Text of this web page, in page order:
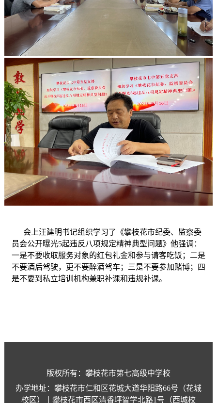
会上汪建明书记组织学习了 《攀枝花市纪委、监察委
员会公开曝光5起违反八项规定精神典型问题》 他强调 ：
一是不要收取服务对象的红包礼金和参与请客吃饭；二是
不要酒后驾驶，更不要醉酒驾车；三是不要参加赌博；四
是不要到私立培训机构兼职补课和违规补课。
版权所有：攀枝花市第七高级中学校
办学地址：攀枝花市仁和区花城大道华阳路66号（花城
校区）丨攀枝花市西区清香坪智学北路1号（西城校